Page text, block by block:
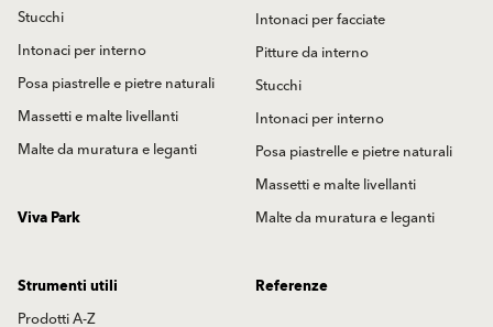
Stucchi
Intonaci per interno
Posa piastrelle e pietre naturali
Massetti e malte livellanti
Malte da muratura e leganti
Intonaci per facciate
Pitture da interno
Stucchi
Intonaci per interno
Posa piastrelle e pietre naturali
Massetti e malte livellanti
Malte da muratura e leganti
Viva Park
Strumenti utili
Prodotti A-Z
Referenze